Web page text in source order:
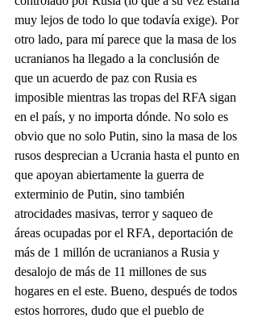
muy lejos de todo lo que todavía exige). Por
otro lado, para mí parece que la masa de los
ucranianos ha llegado a la conclusión de
que un acuerdo de paz con Rusia es
imposible mientras las tropas del RFA sigan
en el país, y no importa dónde. No solo es
obvio que no solo Putin, sino la masa de los
rusos desprecian a Ucrania hasta el punto en
que apoyan abiertamente la guerra de
exterminio de Putin, sino también
atrocidades masivas, terror y saqueo de
áreas ocupadas por el RFA, deportación de
más de 1 millón de ucranianos a Rusia y
desalojo de más de 11 millones de sus
hogares en el este. Bueno, después de todos
estos horrores, dudo que el pueblo de